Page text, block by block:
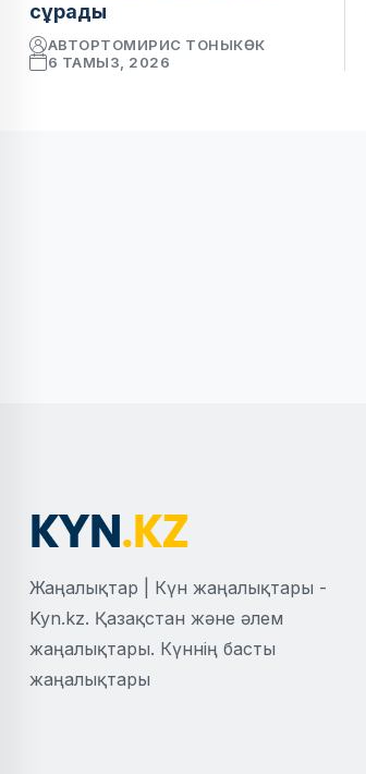
сұрады
АВТОРТОМИРИС ТОНЫКӨК
6 ТАМЫЗ, 2026
Жаңалықтар | Күн жаңалықтары -
Kyn.kz. Қазақстан және әлем
жаңалықтары. Күннің басты
жаңалықтары